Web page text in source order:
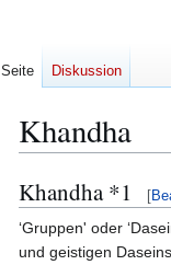
Khandha
Zur
Navigation
springen
Zur
Suche
springen
Khandha *1 [
‘Gruppen' oder
und geistigen
Seite Diskussion